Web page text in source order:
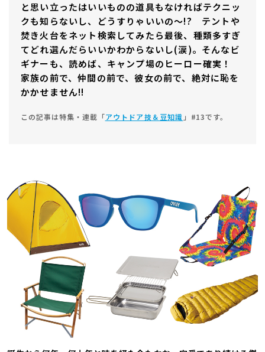
と思い立ったはいいものの道具もなければテクニッ
クも知らないし、どうすりゃいいの～!? テントや
焚き火台をネット検索してみたら最後、種類多すぎ
てどれ選んだらいいかわからないし(涙)。そんなビ
ギナーも、読めば、キャンプ場のヒーロー確実！
家族の前で、仲間の前で、彼女の前で、絶対に恥を
かかせません!!
この記事は特集・連載「アウトドア技＆豆知識 」#13です。